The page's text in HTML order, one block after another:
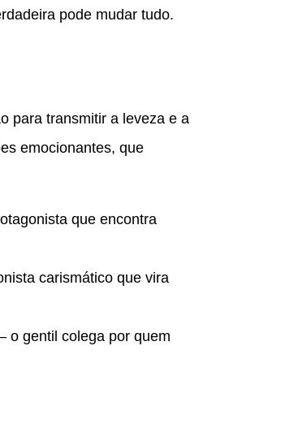
pode mudar tudo.
para transmitir a leveza e a
emocionantes, que
que encontra
carismático que vira
gentil colega por quem